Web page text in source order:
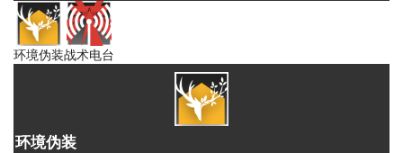
环境伪装战术电台
环境伪装